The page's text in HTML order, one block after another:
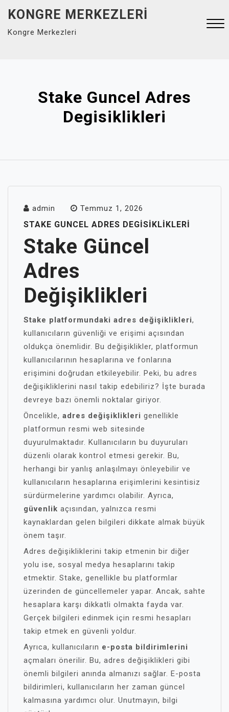
content
KONGRE MERKEZLERI
Kongre Merkezleri
Stake Guncel Adres
Degisiklikleri
admin Temmuz 1, 2026
STAKE GUNCEL ADRES DEGISIKLIKLERI
Stake Güncel
Adres
Değişiklikleri
Stake platformundaki adres değişiklikleri,
kullanıcıların güvenliği ve erişimi açısından
oldukça önemlidir. Bu değişiklikler, platformun
kullanıcılarının hesaplarına ve fonlarına
erişimini doğrudan etkileyebilir. Peki, bu adres
değişikliklerini nasıl takip edebiliriz? İşte burada
devreye bazı önemli noktalar giriyor.
Öncelikle, adres değişiklikleri genellikle
platformun resmi web sitesinde
duyurulmaktadır. Kullanıcıların bu duyuruları
düzenli olarak kontrol etmesi gerekir. Bu,
herhangi bir yanlış anlaşılmayı önleyebilir ve
kullanıcıların hesaplarına erişimlerini kesintisiz
sürdürmelerine yardımcı olabilir. Ayrıca,
güvenlik açısından, yalnızca resmi
kaynaklardan gelen bilgileri dikkate almak büyük
önem taşır.
Adres değişikliklerini takip etmenin bir diğer
yolu ise, sosyal medya hesaplarını takip
etmektir. Stake, genellikle bu platformlar
üzerinden de güncellemeler yapar. Ancak, sahte
hesaplara karşı dikkatli olmakta fayda var.
Gerçek bilgileri edinmek için resmi hesapları
takip etmek en güvenli yoldur.
Ayrıca, kullanıcıların e-posta bildirimlerini
açmaları önerilir. Bu, adres değişiklikleri gibi
önemli bilgileri anında almanızı sağlar. E-posta
bildirimleri, kullanıcıların her zaman güncel
kalmasına yardımcı olur. Unutmayın, bilgi